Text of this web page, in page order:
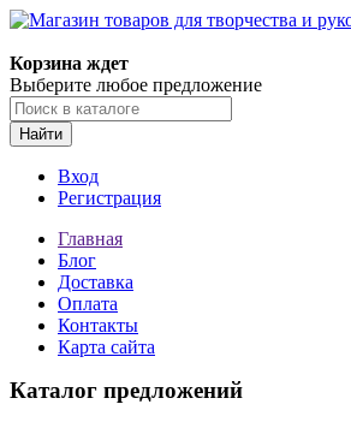
Корзина ждет
Выберите любое предложение
Найти
Вход
Регистрация
Главная
Блог
Доставка
Оплата
Контакты
Карта сайта
Каталог предложений